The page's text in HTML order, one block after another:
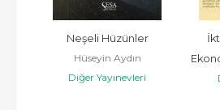
Neşeli Hüzünler
Hüseyin Aydın
Diğer Yayınevleri